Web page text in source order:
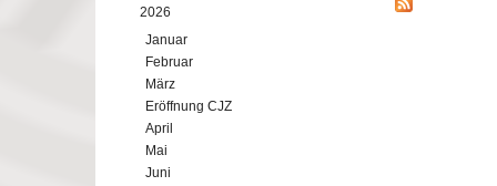
2026
Januar
Februar
März
Eröffnung CJZ
April
Mai
Juni